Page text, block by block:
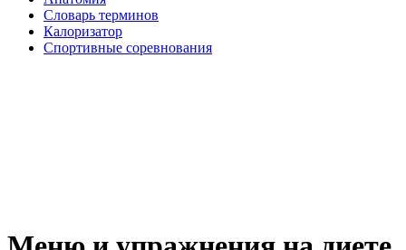
Словарь терминов
Калоризатор
Спортивные соревнования